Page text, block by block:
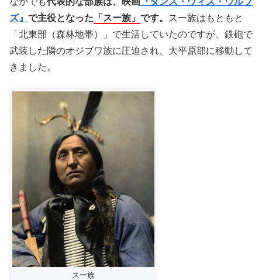
ズ』 で主役となった 「スー族」 です。
スー族はもともと
「北東部（森林地帯）」で生活していたのですが、鉄砲で
武装した隣のオジブワ族に圧迫され、大平原部に移動して
きました。
スー族